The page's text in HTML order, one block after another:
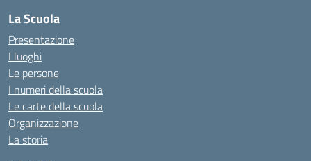
La Scuola
Presentazione
I luoghi
Le persone
I numeri della scuola
Le carte della scuola
Organizzazione
La storia